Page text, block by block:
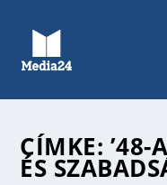
CÍMKE: ’48-
ÉS